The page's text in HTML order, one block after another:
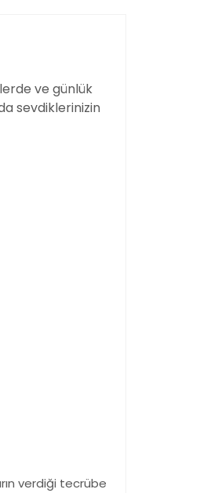
ve günlük
sevdiklerinizin
verdiği tecrübe